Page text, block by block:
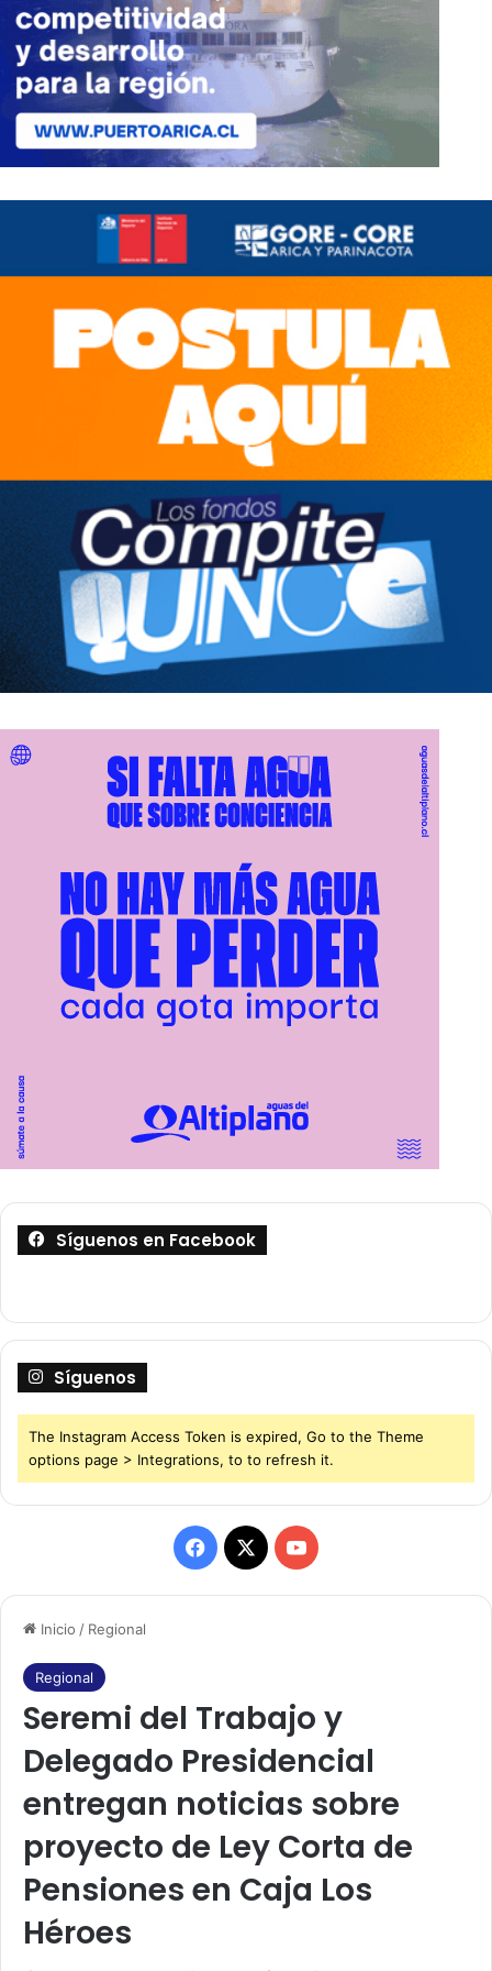
Inicio / Regional
Regional
Seremi del Trabajo y
Delegado Presidencial
entregan noticias sobre
proyecto de Ley Corta de
Pensiones en Caja Los
Héroes
Síguenos en Facebook
Síguenos
The Instagram Access Token is expired, Go to the Theme
options page > Integrations, to to refresh it.
F
a
b
o
o
k
X
Y
o
u
b
e